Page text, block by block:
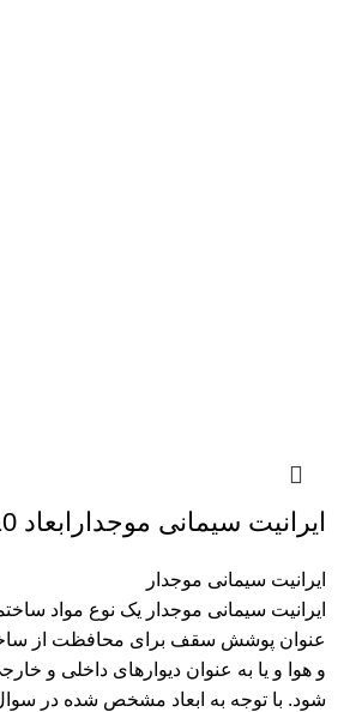
ایرانیت سیمانی موجدارابعاد 1/10×1/80
ایرانیت سیمانی موجدار
ایرانیت سیمانی موجدار یک نوع مواد
عنوان پوشش سقف برای محافظت از
و هوا و یا به عنوان دیوارهای داخلی و
شود. با توجه به ابعاد مشخص شده در